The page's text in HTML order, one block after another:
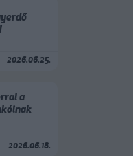
2026.06.25.
a
2026.06.18.